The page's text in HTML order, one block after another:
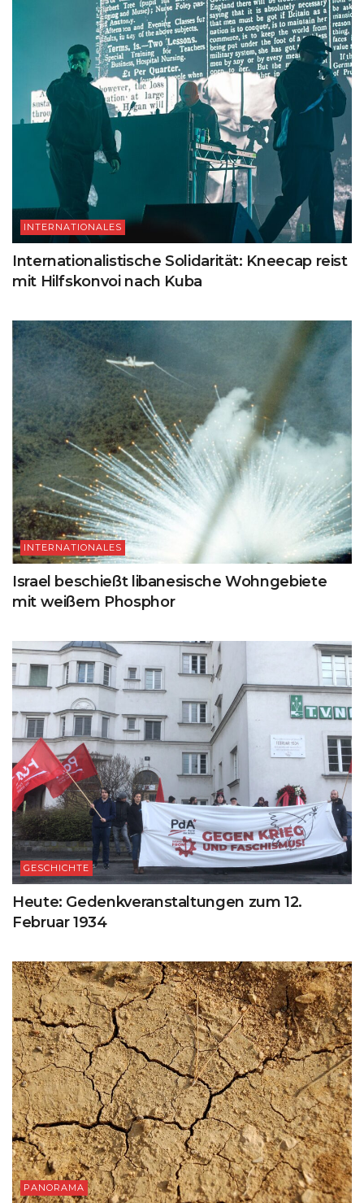
INTERNATIONALES
Internationalistische Solidarität: Kneecap reist
mit Hilfskonvoi nach Kuba
INTERNATIONALES
Israel beschießt libanesische Wohngebiete
mit weißem Phosphor
GESCHICHTE
Heute: Gedenkveranstaltungen zum 12.
Februar 1934
PANORAMA